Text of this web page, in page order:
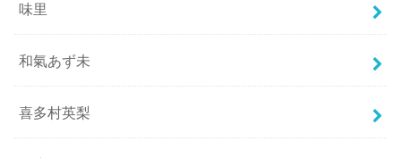
味里
和氣あず未
喜多村英梨